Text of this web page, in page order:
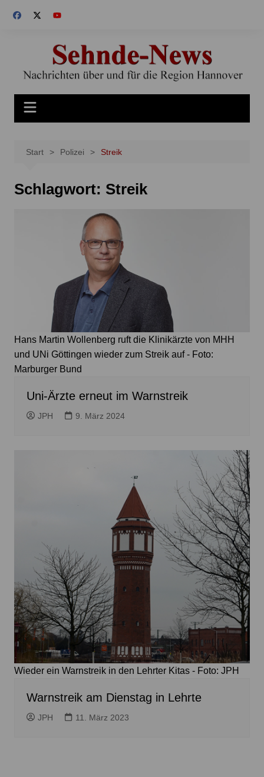
Inhalt
Start Polizei Streik
Schlagwort: Streik
Hans Martin Wollenberg ruft die Klinikärzte von MHH
und UNi Göttingen wieder zum Streik auf - Foto:
Marburger Bund
Uni-Ärzte erneut im Warnstreik
JPH 9. März 2024
Wieder ein Warnstreik in den Lehrter Kitas - Foto: JPH
Warnstreik am Dienstag in Lehrte
JPH 11. März 2023